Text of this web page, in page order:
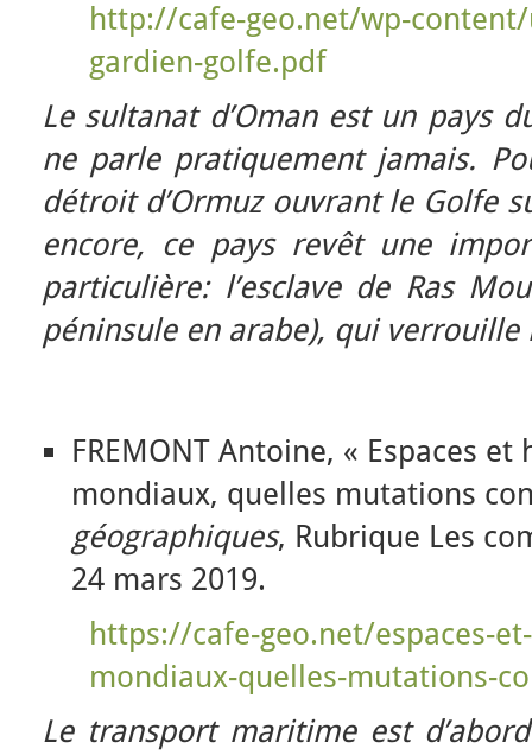
http://cafe-geo.net/wp-
gardien-golfe.pdf
Le sultanat d’Oman est un pays
ne parle pratiquement jamais.
détroit d’Ormuz ouvrant le Golfe
encore, ce pays revêt une
particulière: l’esclave de Ras
péninsule en arabe), qui
FREMONT Antoine, « Espaces
mondiaux, quelles mutations
géographiques, Rubrique Les
24 mars 2019.
https://cafe-geo.net/espaces-
mondiaux-quelles-mutations-
Le transport maritime est